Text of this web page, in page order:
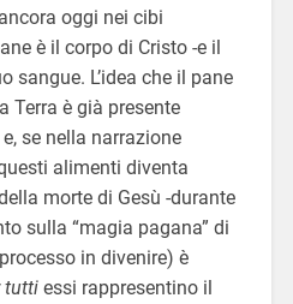
oggi nei cibi
è il corpo di Cristo -e il
sangue. L’idea che il pane
Terra è già presente
se nella narrazione
alimenti diventa
morte di Gesù -durante
sulla “magia pagana” di
in divenire) è
tuttiessi rappresentino il